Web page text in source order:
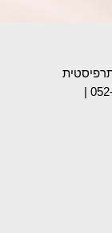
משעול האהבה 11 דירה 13 כפר סבא | 052-8303005 |